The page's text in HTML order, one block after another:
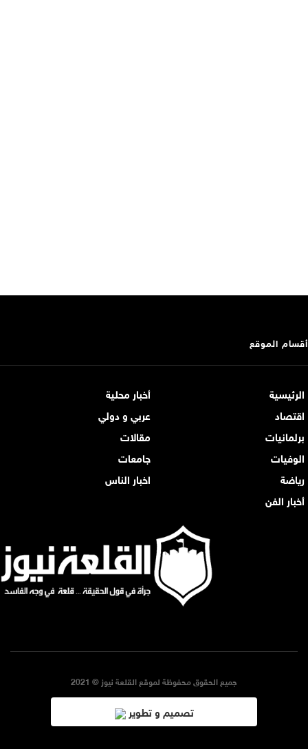
أقسام الموقع
الرئيسية
أخبار محلية
اقتصاد
عربي و دولي
برلمانيات
مقالات
الوفيات
جامعات
رياضة
اخبار الناس
أخبار الفن
جميع الحقوق محفوظة لموقع القلعة نيوز © 2021
تصميم و تطوير